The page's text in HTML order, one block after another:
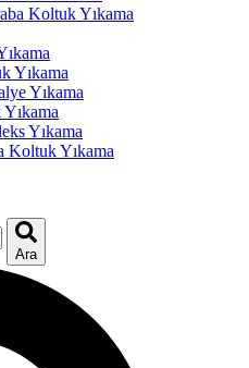
Koltuk Yıkama
Yıkama
Yıkama
Yıkama
Yıkama
Koltuk Yıkama
Ara